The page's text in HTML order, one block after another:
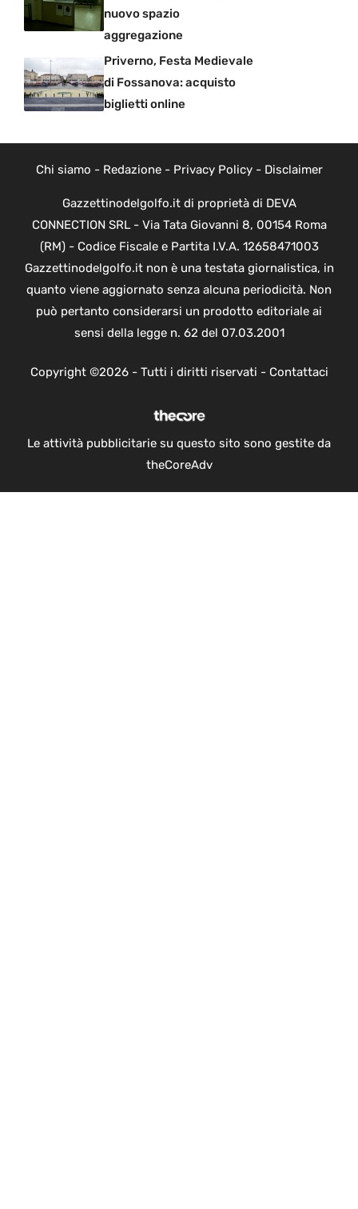
nuovo spazio
aggregazione
Priverno, Festa Medievale
di Fossanova: acquisto
biglietti online
Chi siamo - Redazione- Privacy Policy- Disclaimer
Gazzettinodelgolfo.it di proprietà di DEVA
CONNECTION SRL - Via Tata Giovanni 8, 00154 Roma
(RM) - Codice Fiscale e Partita I.V.A. 12658471003
Gazzettinodelgolfo.it non è una testata giornalistica, in
quanto viene aggiornato senza alcuna periodicità. Non
può pertanto considerarsi un prodotto editoriale ai
sensi della legge n. 62 del 07.03.2001
Copyright ©2026 - Tutti i diritti riservati - Contattaci
Le attività pubblicitarie su questo sito sono gestite da
theCoreAdv